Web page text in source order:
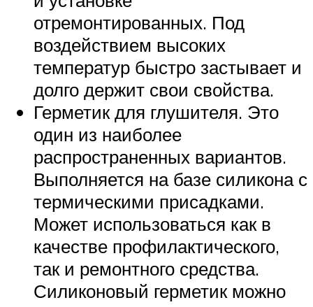
отремонтированных. Под
воздействием высоких
температур быстро застывает и
долго держит свои свойства.
Герметик для глушителя. Это
один из наиболее
распространенных вариантов.
Выполняется на базе силикона с
термическими присадками.
Может использоваться как в
качестве профилактического,
так и ремонтного средства.
Силиконовый герметик можно